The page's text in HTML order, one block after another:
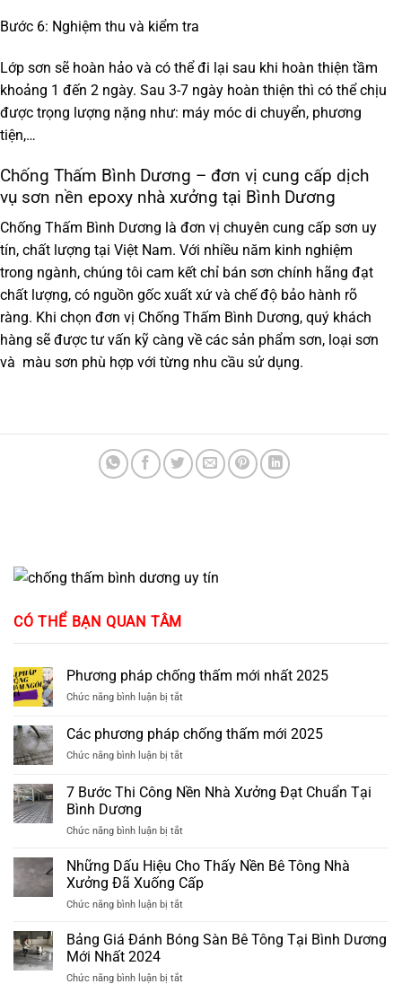
Bước 6: Nghiệm thu và kiểm tra
Lớp sơn sẽ hoàn hảo và có thể đi lại sau khi hoàn thiện tầm
khoảng 1 đến 2 ngày. Sau 3-7 ngày hoàn thiện thì có thể chịu
được trọng lượng nặng như: máy móc di chuyển, phương
tiện,…
Chống Thấm Bình Dương – đơn vị cung cấp dịch
vụ sơn nền epoxy nhà xưởng tại Bình Dương
Chống Thấm Bình Dương là đơn vị chuyên cung cấp sơn uy
tín, chất lượng tại Việt Nam. Với nhiều năm kinh nghiệm
trong ngành, chúng tôi cam kết chỉ bán sơn chính hãng đạt
chất lượng, có nguồn gốc xuất xứ và chế độ bảo hành rõ
ràng. Khi chọn đơn vị Chống Thấm Bình Dương, quý khách
hàng sẽ được tư vấn kỹ càng về các sản phẩm sơn, loại sơn
và màu sơn phù hợp với từng nhu cầu sử dụng.
CÓ THỂ BẠN QUAN TÂM
Phương pháp chống thấm mới nhất 2025
Chức năng bình luận bị tắtở
pháp
chống
thấm
nhất
Các phương pháp chống thấm mới 2025
Chức năng bình luận bị tắtở
phương
pháp
thấm
2025
7 Bước Thi Công Nền Nhà Xưởng Đạt Chuẩn Tại
Bình Dương
Chức năng bình luận bị tắtở
Bước
Thi
Công
Nền
Xưởng
Những Dấu Hiệu Cho Thấy Nền Bê Tông Nhà
Xưởng Đã Xuống Cấp
Chức năng bình luận bị tắtở
Dấu
Hiệu
Thấy
Bảng Giá Đánh Bóng Sàn Bê Tông Tại Bình Dương
Mới Nhất 2024
Chức năng bình luận bị tắtở